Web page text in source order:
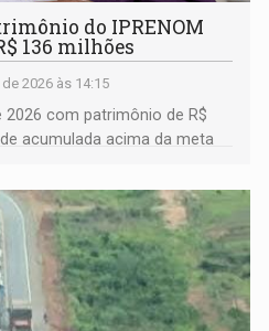
do IPRENOM
136 milhões
2026 às 14:15
2026 com patrimônio de R$
acumulada acima da meta